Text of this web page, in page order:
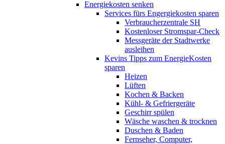
Energiekosten senken
Services fürs Engergiekosten sparen
Verbraucherzentrale SH
Kostenloser Stromspar-Check
Messgeräte der Stadtwerke
ausleihen
Kevins Tipps zum EnergieKosten
sparen
Heizen
Lüften
Kochen & Backen
Kühl- & Gefriergeräte
Geschirr spülen
Wäsche waschen & trocknen
Duschen & Baden
Fernseher, Computer,